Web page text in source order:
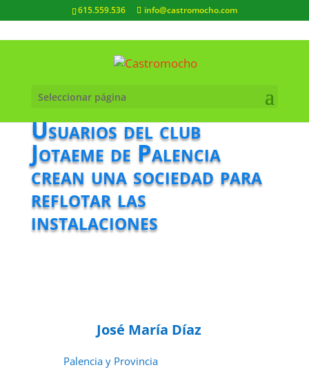
615.559.536 info@castromocho.com
Seleccionar página
Usuarios del club
Jotaeme de Palencia
crean una sociedad para
reflotar las
instalaciones
José María Díaz
Palencia y Provincia